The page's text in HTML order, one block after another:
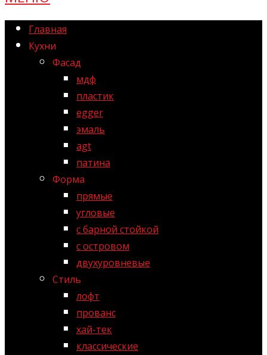
Главная
Кухни
Фасад
мдф
пластик
egger
эмаль
agt
патина
Форма
прямые
угловые
с барной стойкой
с островом
двухуровневые
Стиль
лофт
прованс
хай-тек
классические